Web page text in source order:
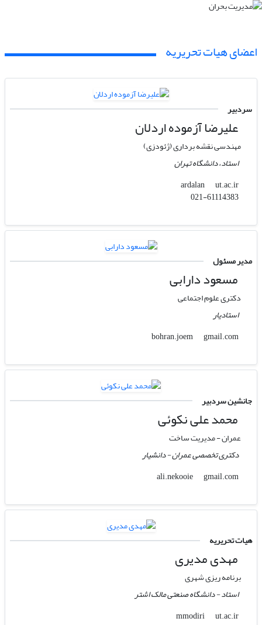
اعضای هیات تحریریه
سردبیر
علیرضا آزموده اردلان
مهندسی نقشه برداری (ژئودزی)
استاد، دانشگاه تهران
ardalan
ut.ac.ir
021-61114383
مدیر مسئول
مسعود دارابی
دکتری علوم اجتماعی
استادیار
bohran.joem
gmail.com
جانشین سردبیر
محمد علی نکوئی
عمران - مدیریت ساخت
دکتری تخصصی عمران - دانشیار
ali.nekooie
gmail.com
هیات تحریریه
مهدی مدیری
برنامه ریزی شهری
استاد - دانشگاه صنعتی مالک اشتر
mmodiri
ut.ac.ir